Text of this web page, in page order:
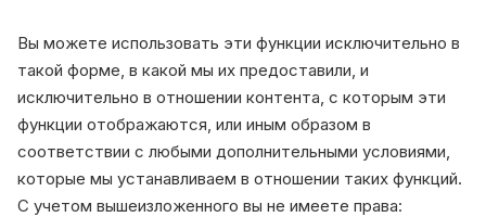
Вы можете использовать эти функции исключительно в
такой форме, в какой мы их предоставили, и
исключительно в отношении контента, с которым эти
функции отображаются, или иным образом в
соответствии с любыми дополнительными условиями,
которые мы устанавливаем в отношении таких функций.
С учетом вышеизложенного вы не имеете права: